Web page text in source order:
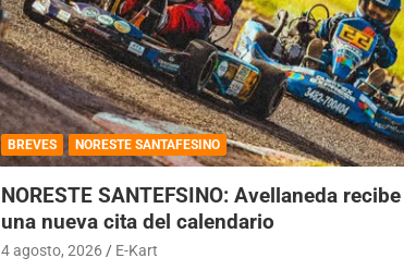
BREVES NORESTE SANTAFESINO
NORESTE SANTEFSINO: Avellaneda recibe
una nueva cita del calendario
4 agosto, 2026 E-Kart